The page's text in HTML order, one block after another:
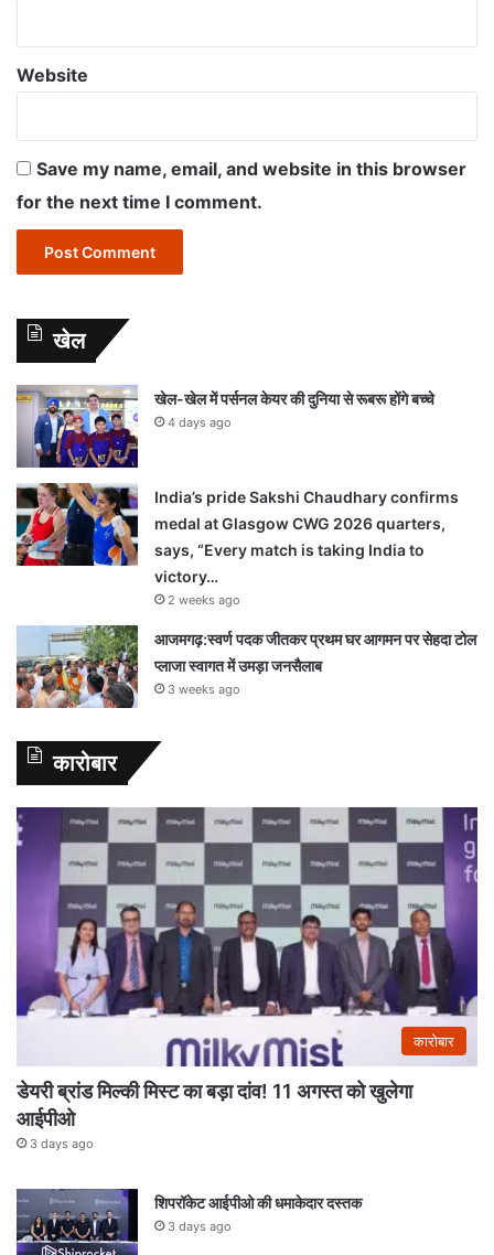
Website
Save my name, email, and website in this browser
for the next time I comment.
खेल
खेल-खेल में पर्सनल केयर की दुनिया से रूबरू होंगे बच्चे
4 days ago
India’s pride Sakshi Chaudhary confirms
medal at Glasgow CWG 2026 quarters,
says, “Every match is taking India to
victory…
2 weeks ago
आजमगढ़:स्वर्ण पदक जीतकर प्रथम घर आगमन पर सेहदा टोल
प्लाजा स्वागत में उमड़ा जनसैलाब
3 weeks ago
कारोबार
कारोबार
डेयरी ब्रांड मिल्की मिस्ट का बड़ा दांव! 11 अगस्त को खुलेगा
आईपीओ
3 days ago
शिपरॉकेट आईपीओ की धमाकेदार दस्तक
3 days ago